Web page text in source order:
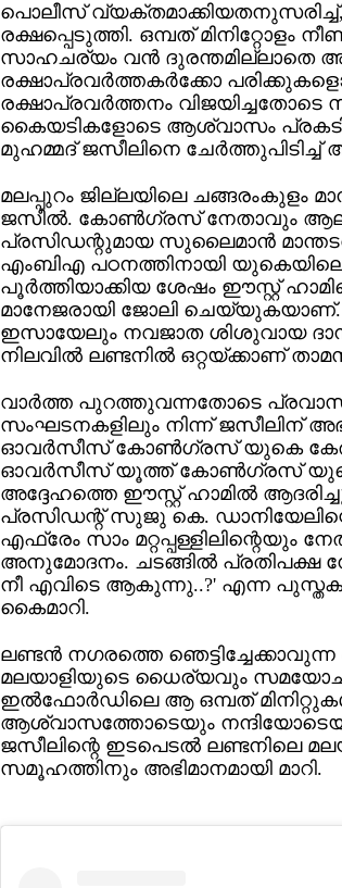
പൊലീസ് വ്യക്തമാക്കിയതനുസരിച്ച്,
രക്ഷപ്പെടുത്തി. ഒമ്പത് മിനിറ്റോളം
സാഹചര്യം വന്‍ ദുരന്തമില്ലാതെ
രക്ഷാപ്രവര്‍ത്തകര്‍ക്കോ
രക്ഷാപ്രവര്‍ത്തനം
കൈയടികളോടെ ആശ്വാസം
മുഹമ്മദ് ജസീലിനെ
മലപ്പുറം ജില്ലയിലെ ചങ്ങരംകുളം
ജസീല്‍. കോണ്‍ഗ്രസ് നേതാവും
പ്രസിഡന്റുമായ സുലൈമാന്‍
എംബിഎ പഠനത്തിനായി
പൂര്‍ത്തിയാക്കിയ ശേഷം ഈസ്റ്റ്
മാനേജരായി ജോലി ചെയ്യുകയാണ്.
ഇസായേലും നവജാത ശിശുവായ
നിലവില്‍ ലണ്ടനില്‍ ഒറ്റയ്ക്കാണ്
വാര്‍ത്ത പുറത്തുവന്നതോടെ
സംഘടനകളിലും നിന്ന് ജസീലിന്
ഓവര്‍സീസ് കോണ്‍ഗ്രസ് യുകെ
ഓവര്‍സീസ് യൂത്ത് കോണ്‍ഗ്രസ് യുകെ
അദ്ദേഹത്തെ ഈസ്റ്റ് ഹാമില്‍
പ്രസിഡന്റ് സുജു കെ.
എഫ്രേം സാം മറ്റപ്പള്ളിലിന്റെയും
അനുമോദനം. ചടങ്ങില്‍ പ്രതിപക്ഷ
നീ എവിടെ ആകുന്നു..?' എന്ന
കൈമാറി.
ലണ്ടന്‍ നഗരത്തെ
മലയാളിയുടെ ധൈര്യവും
ഇല്‍ഫോര്‍ഡിലെ ആ ഒമ്പത്
ആശ്വാസത്തോടെയും
ജസീലിന്റെ ഇടപെടല്‍ ലണ്ടനിലെ
സമൂഹത്തിനും അഭിമാനമായി മാറി.